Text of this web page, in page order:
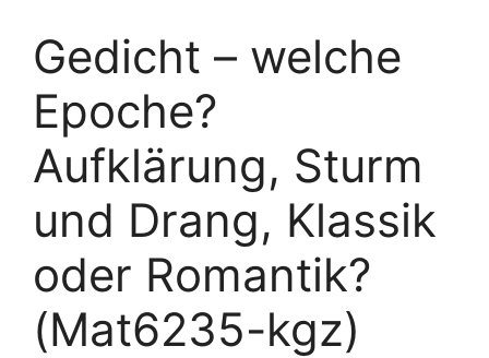
Gedicht – welche
Epoche?
Aufklärung, Sturm
und Drang, Klassik
oder Romantik?
(Mat6235-kgz)